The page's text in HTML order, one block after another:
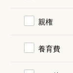
親権
養育費